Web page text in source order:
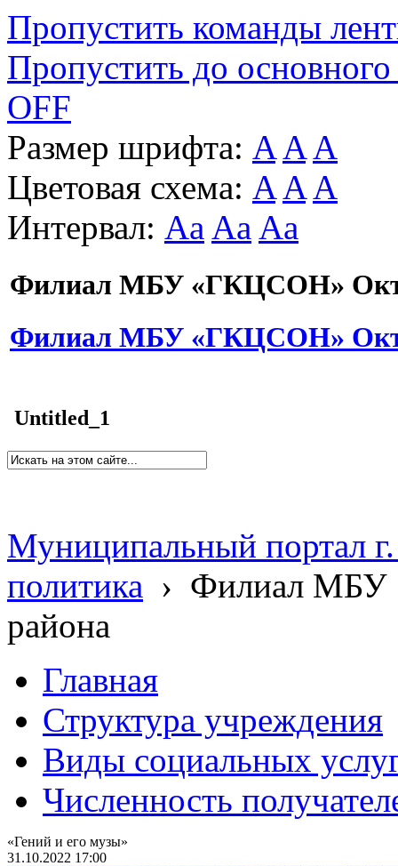
Пропустить команды
Пропустить до основного
OFF
Размер шрифта: A A A
Цветовая схема: A A A
Интервал: Aa Aa Aa
Филиал МБУ «ГКЦСОН»
Филиал МБУ «ГКЦСОН»
Untitled_1
Муниципальный портал
политика › Филиал МБУ
района
Главная
Структура учреждения
Виды социальных
Численность
«Гений и его музы»
31.10.2022 17:00